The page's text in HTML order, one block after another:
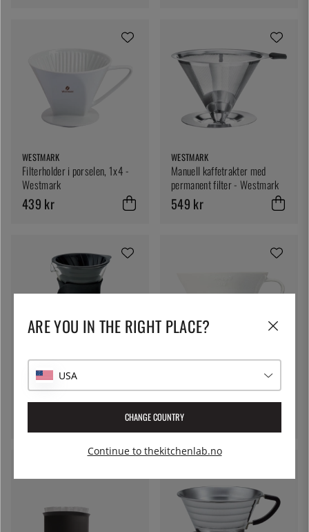
WESTMARK
Filterholder i porselen, 1x4 -
Westmark
439 kr
WESTMARK
Manuell kaffetrakter med
permanent filter - Westmark
549 kr
HARIO
V60 Drip Decanter - Hario
V60 02, Filterholder i
porselen - Hario
418 kr
ARE YOU IN THE RIGHT PLACE?
USA
CHANGE COUNTRY
Continue to thekitchenlab.no